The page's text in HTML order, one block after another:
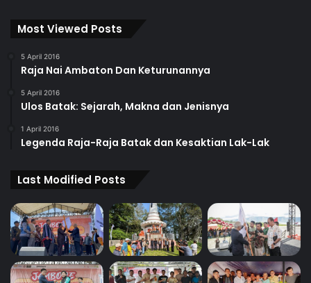
Most Viewed Posts
5 April 2016
Raja Nai Ambaton Dan Keturunannya
5 April 2016
Ulos Batak: Sejarah, Makna dan Jenisnya
1 April 2016
Legenda Raja-Raja Batak dan Kesaktian Lak-Lak
Last Modified Posts